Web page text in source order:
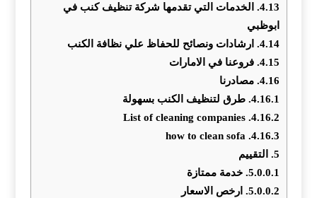
4.13.
الخدمات التي تقدمها شركة تنظيف كنب في
ابوظبي
4.14.
ارشادات ونصائح للحفاظ علي نظافة الكنب
4.15. فروعنا في الامارات
4.16. مصادرنا
4.16.1. طرق لتنظيف الكنب بسهولة
4.16.2.
List of cleaning companies
4.16.3.
how to clean sofa
5.
التقييم
5.0.0.1. خدمة ممتازة
5.0.0.2.
ارخص الاسعار